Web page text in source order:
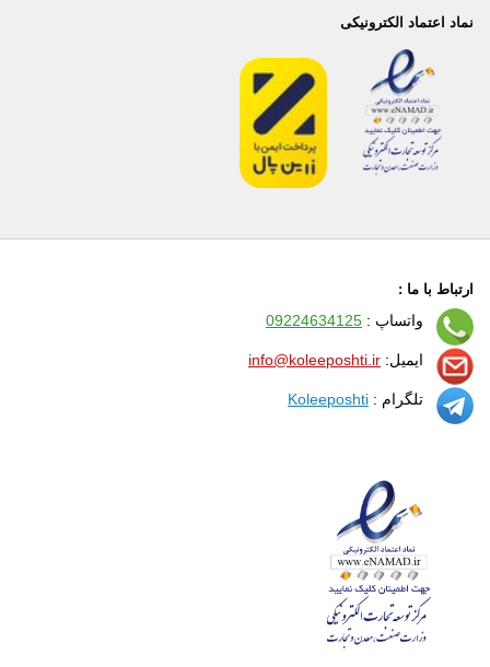
نماد اعتماد الکترونیکی
ارتباط با ما :
واتساپ : 09224634125
ایمیل: info@koleeposhti.ir
تلگرام : Koleeposhti